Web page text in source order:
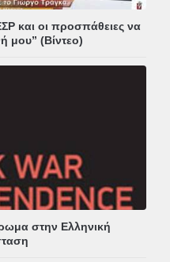
και οι προσπάθειες να
μου” (Βίντεο)
στην Ελληνική